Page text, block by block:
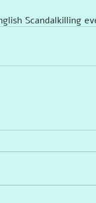
killing
Scandal